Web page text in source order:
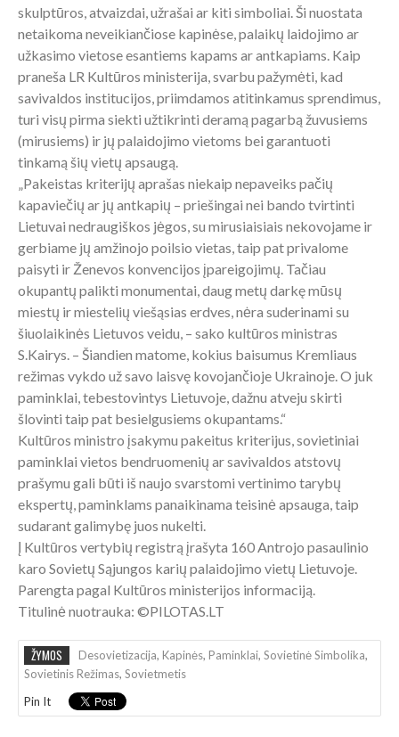
skulptūros, atvaizdai, užrašai ar kiti simboliai. Ši nuostata
netaikoma neveikiančiose kapinėse, palaikų laidojimo ar
užkasimo vietose esantiems kapams ar antkapiams. Kaip
praneša LR Kultūros ministerija, svarbu pažymėti, kad
savivaldos institucijos, priimdamos atitinkamus sprendimus,
turi visų pirma siekti užtikrinti deramą pagarbą žuvusiems
(mirusiems) ir jų palaidojimo vietoms bei garantuoti
tinkamą šių vietų apsaugą.
„Pakeistas kriterijų aprašas niekaip nepaveiks pačių
kapaviečių ar jų antkapių – priešingai nei bando tvirtinti
Lietuvai nedraugiškos jėgos, su mirusiaisiais nekovojame ir
gerbiame jų amžinojo poilsio vietas, taip pat privalome
paisyti ir Ženevos konvencijos įpareigojimų. Tačiau
okupantų palikti monumentai, daug metų darkę mūsų
miestų ir miestelių viešąsias erdves, nėra suderinami su
šiuolaikinės Lietuvos veidu, – sako kultūros ministras
S.Kairys. – Šiandien matome, kokius baisumus Kremliaus
režimas vykdo už savo laisvę kovojančioje Ukrainoje. O juk
paminklai, tebestovintys Lietuvoje, dažnu atveju skirti
šlovinti taip pat besielgusiems okupantams.“
Kultūros ministro įsakymu pakeitus kriterijus, sovietiniai
paminklai vietos bendruomenių ar savivaldos atstovų
prašymu gali būti iš naujo svarstomi vertinimo tarybų
ekspertų, paminklams panaikinama teisinė apsauga, taip
sudarant galimybę juos nukelti.
Į Kultūros vertybių registrą įrašyta 160 Antrojo pasaulinio
karo Sovietų Sąjungos karių palaidojimo vietų Lietuvoje.
Parengta pagal Kultūros ministerijos informaciją.
Titulinė nuotrauka: ©PILOTAS.LT
ŽYMOS Desovietizacija, Kapinės, Paminklai, Sovietinė Simbolika,
Sovietinis Režimas, Sovietmetis
Pin It